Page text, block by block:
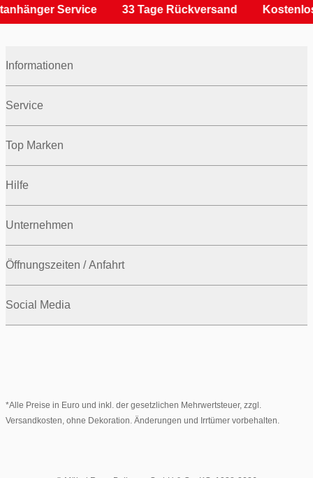
Service 33 Tage Rückversand
Informationen
Service
Top Marken
Hilfe
Unternehmen
Öffnungszeiten / Anfahrt
Social Media
*Alle Preise in Euro und inkl. der gesetzlichen Mehrwertsteuer, zzgl.
Versandkosten, ohne Dekoration. Änderungen und Irrtümer vorbehalten.